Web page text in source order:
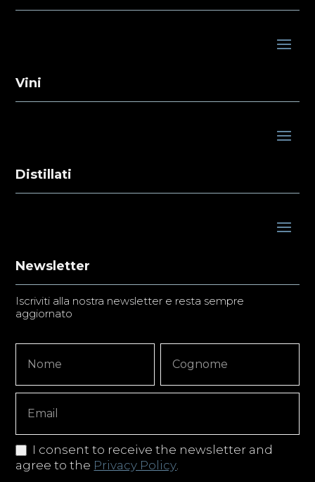
Vini
Distillati
Newsletter
Iscriviti alla nostra newsletter e resta sempre
aggiornato
Signup
Copy
I consent to receive the newsletter and
agree to the Privacy Policy